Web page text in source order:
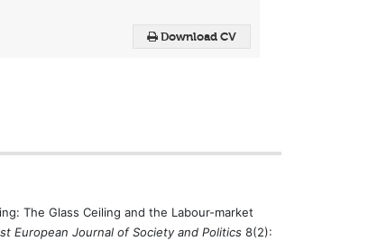
Download CV
The Glass Ceiling and the Labour-market
European Journal of Society and Politics8(2):